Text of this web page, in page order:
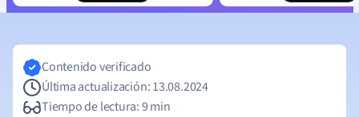
Contenido verificado
Última actualización: 13.08.2024
Tiempo de lectura: 9 min